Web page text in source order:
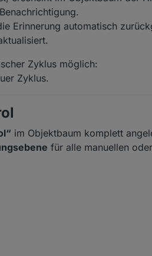
Erinnerung automatisch
Zyklus möglich:
Zyklus.
im Objektbaum komplett
für alle manuellen